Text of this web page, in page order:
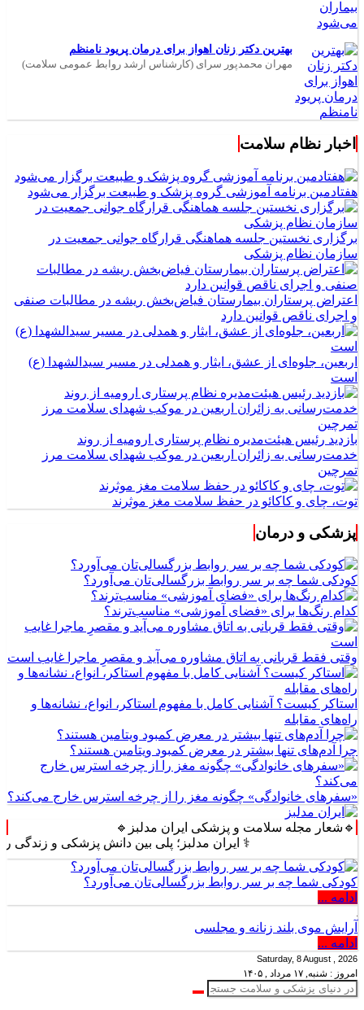
بهترین دکتر زنان اهواز برای درمان پریود نامنظم
مهران محمدپور سرای (کارشناس ارشد روابط عمومی سلامت)
اخبار نظام سلامت
هفتادمین برنامه آموزشی گروه پزشک و طبیعت برگزار می‌شود
برگزاری نخستین جلسه هماهنگی قرارگاه جوانی جمعیت در
سازمان نظام پزشکی
اعتراض پرستاران بیمارستان فیاض‌بخش ریشه در مطالبات صنفی
و اجرای ناقص قوانین دارد
اربعین، جلوه‌ای از عشق، ایثار و همدلی در مسیر سیدالشهدا (ع)
است
بازدید رئیس هیئت‌مدیره نظام پرستاری ارومیه از روند
خدمت‌رسانی به زائران اربعین در موکب شهدای سلامت مرز
تمرچین
توت، چای و کاکائو در حفظ سلامت مغز موثرند
پزشکی و درمان
کودکی شما چه بر سر روابط بزرگسالی‌تان می‌آورد؟
کدام رنگ‌ها برای «فضای آموزشی» مناسب‌ترند؟
وقتی فقط قربانی به اتاق مشاوره می‌آید و مقصرِ ماجرا غایب است
استاکر کیست؟ آشنایی کامل با مفهوم استاکر، انواع، نشانه‌ها و
راه‌های مقابله
چرا آدم‌های تنها بیشتر در معرض کمبود ویتامین هستند؟
«سفرهای خانوادگی» چگونه مغز را از چرخه استرس خارج می‌کند؟
🔹شعار مجله سلامت و پزشکی ایران مدلبز🔹
⚕️ ایران مدلبز؛ پلی بین دانش پزشکی و زندگی روزمره ⚕️
کودکی شما چه بر سر روابط بزرگسالی‌تان می‌آورد؟
ادامه ...
آرایش موی بلند زنانه و مجلسی
ادامه ...
Saturday, 8 August , 2026
امروز : شنبه, ۱۷ مرداد , ۱۴۰۵